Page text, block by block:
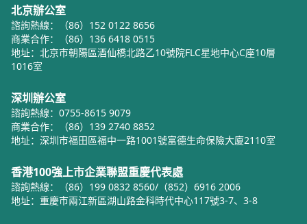
北京辦公室
諮詢熱線：（86）152 0122 8656
商業合作：（86）136 6418 0515
地址：北京市朝陽區酒仙橋北路乙10號院FLC星地中心C座10層
1016室
深圳辦公室
諮詢熱線：0755-8615 9079
商業合作：（86）139 2740 8852
地址：深圳市福田區福中一路1001號富德生命保險大廈2110室
香港100強上市企業聯盟重慶代表處
諮詢熱線：（86）199 0832 8560/（852）6916 2006
地址：重慶市兩江新區湖山路金科時代中心117號3-7、3-8